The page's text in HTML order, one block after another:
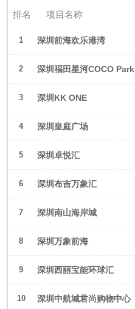
排名 项目名称
1 深圳前海欢乐港湾
2 深圳福田星河COCO Park
3 深圳KK ONE
4 深圳皇庭广场
5 深圳卓悦汇
6 深圳布吉万象汇
7 深圳南山海岸城
8 深圳万象前海
9 深圳西丽宝能环球汇
10 深圳中航城君尚购物中心